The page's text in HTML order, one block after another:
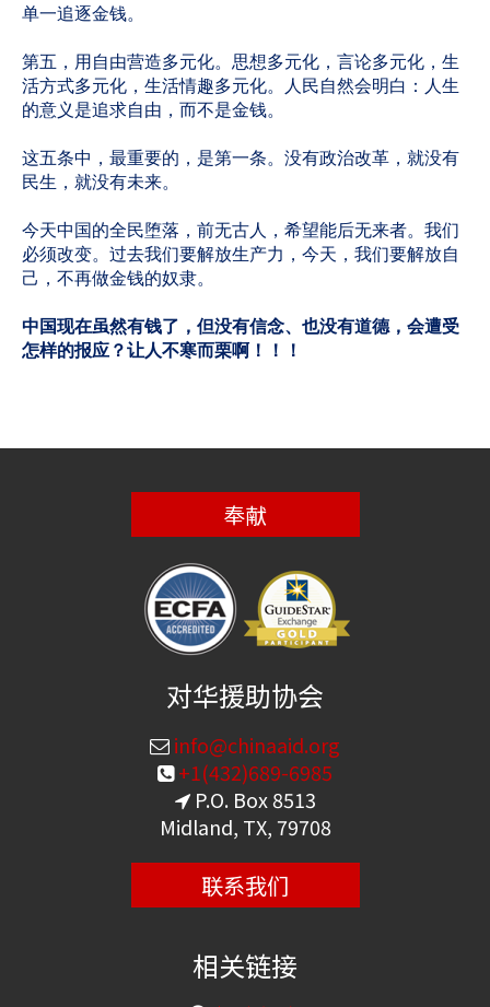
单一追逐金钱。
第五，用自由营造多元化。思想多元化，言论多元化，生
活方式多元化，生活情趣多元化。人民自然会明白：人生
的意义是追求自由，而不是金钱。
这五条中，最重要的，是第一条。没有政治改革，就没有
民生，就没有未来。
今天中国的全民堕落，前无古人，希望能后无来者。我们
必须改变。过去我们要解放生产力，今天，我们要解放自
己，不再做金钱的奴隶。
中国现在虽然有钱了，但没有信念、也没有道德，会遭受
怎样的报应？让人不寒而栗啊！！！
奉献
对华援助协会
info@chinaaid.org
+1(432)689-6985
P.O. Box 8513
Midland, TX, 79708
联系我们
相关链接